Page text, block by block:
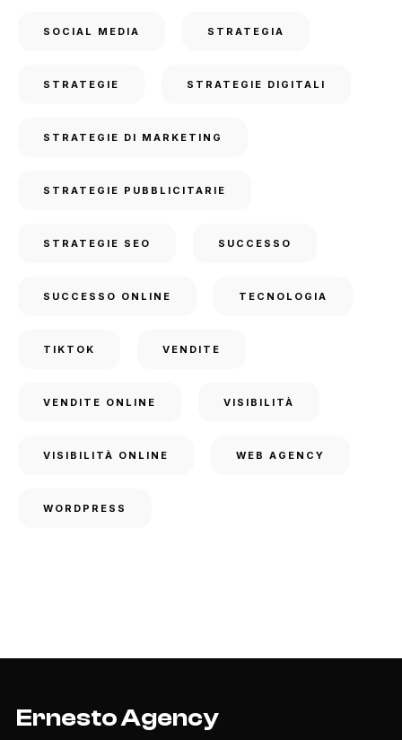
SOCIAL MEDIA STRATEGIA
STRATEGIE STRATEGIE DIGITALI
STRATEGIE DI MARKETING
STRATEGIE PUBBLICITARIE
STRATEGIE SEO SUCCESSO
SUCCESSO ONLINE TECNOLOGIA
TIKTOK VENDITE
VENDITE ONLINE VISIBILITÀ
VISIBILITÀ ONLINE WEB AGENCY
WORDPRESS
Ernesto Agency